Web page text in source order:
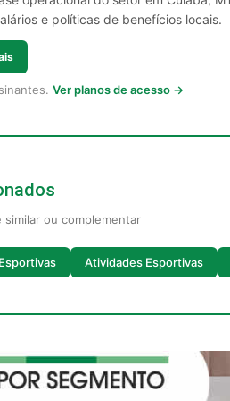
e políticas de benefícios locais.
Ver planos de acesso →
similar ou complementar
Atividades Esportivas